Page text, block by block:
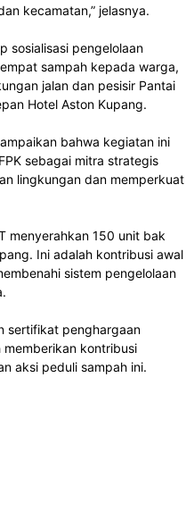
kecamatan,” jelasnya.
sosialisasi pengelolaan
sampah kepada warga,
jalan dan pesisir Pantai
Hotel Aston Kupang.
bahwa kegiatan ini
sebagai mitra strategis
lingkungan dan memperkuat
menyerahkan 150 unit bak
Ini adalah kontribusi awal
sistem pengelolaan
sertifikat penghargaan
kontribusi
aksi peduli sampah ini.